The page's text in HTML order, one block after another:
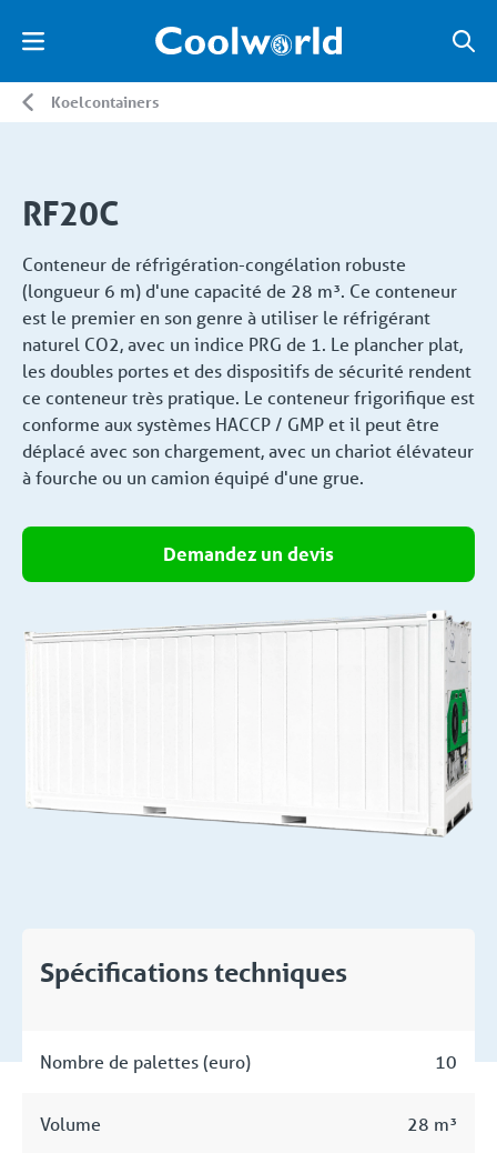
Koelcontainers
RF20C
Conteneur de réfrigération-congélation robuste
(longueur 6 m) d'une capacité de 28 m³. Ce conteneur
est le premier en son genre à utiliser le réfrigérant
naturel CO2, avec un indice PRG de 1. Le plancher plat,
les doubles portes et des dispositifs de sécurité rendent
ce conteneur très pratique. Le conteneur frigorifique est
conforme aux systèmes HACCP / GMP et il peut être
déplacé avec son chargement, avec un chariot élévateur
à fourche ou un camion équipé d'une grue.
Demandez un devis
Spécifications techniques
Nombre de palettes (euro) 10
Volume 28 m³